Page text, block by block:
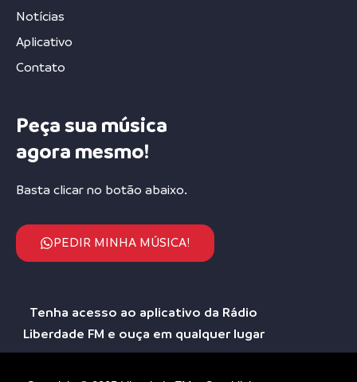
Notícias
Aplicativo
Contato
Peça sua música
agora mesmo!
Basta clicar no botão abaixo.
PEDIR MINHA MÚSICA!
Tenha acesso ao aplicativo da Rádio
Liberdade FM e ouça em qualquer lugar